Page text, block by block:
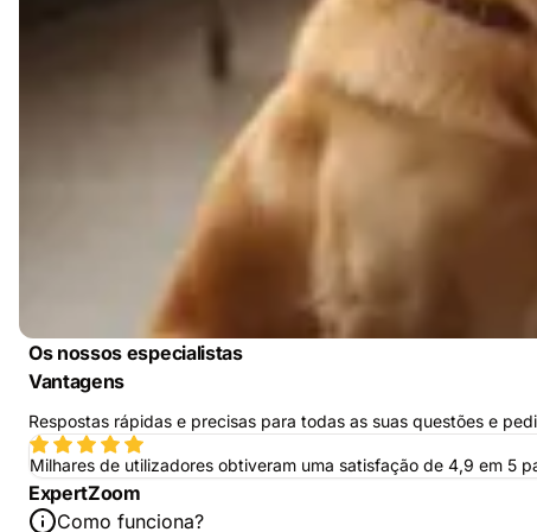
Os nossos especialistas
Vantagens
Respostas rápidas e precisas para todas as suas questões e
Milhares de utilizadores obtiveram uma satisfação de 4,9 em 5
ExpertZoom
Como funciona?